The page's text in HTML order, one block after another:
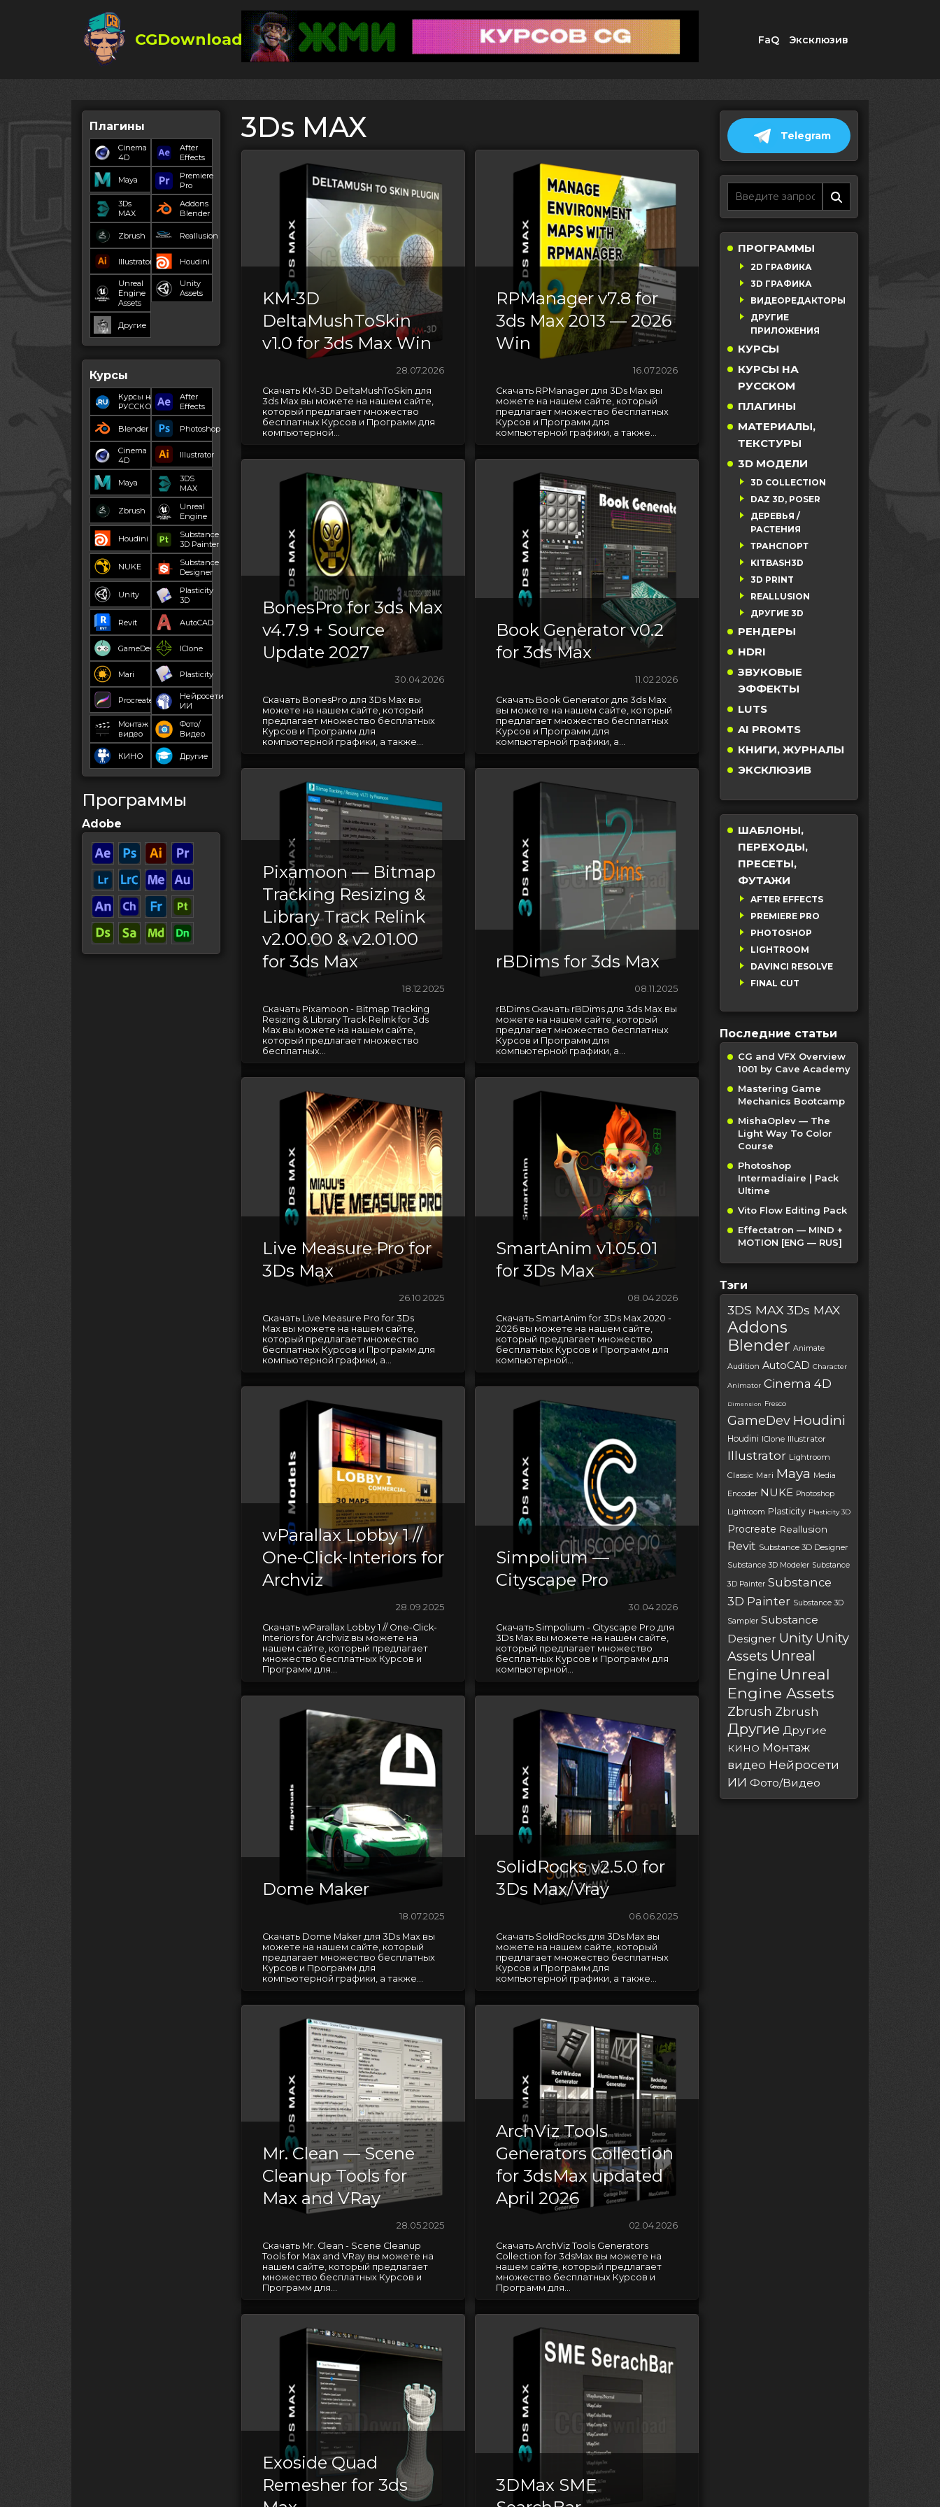
CGDownload FaQ Эксклюзив
Плагины
Cinema
4D
After
Effects
Maya
Premiere
Pro
3Ds
MAX
Addons
Blender
Zbrush Reallusion
Illustrator Houdini
Unreal
Engine
Assets
Unity
Assets
Другие
Курсы
Курсы на
РУССКОМ
After
Effects
Blender Photoshop
Cinema
4D
Illustrator
Maya
3DS
MAX
Zbrush
Unreal
Engine
Houdini
Substance
3D Painter
NUKE
Substance
Designer
Unity
Plasticity
3D
Revit AutoCAD
GameDev IClone
Mari Plasticity
Procreate
Нейросети
ИИ
Монтаж
видео
Фото/
Видео
КИНО Другие
Программы
Adobe
3Ds MAX
KM-3D
DeltaMushToSkin
v1.0 for 3ds Max Win
28.07.2026
Скачать KM-3D DeltaMushToSkin для
3ds Max вы можете на нашем сайте,
который предлагает множество
бесплатных Курсов и Программ для
компьютерной...
RPManager v7.8 for
3ds Max 2013 — 2026
Win
16.07.2026
Скачать RPManager для 3Ds Max вы
можете на нашем сайте, который
предлагает множество бесплатных
Курсов и Программ для
компьютерной графики, а также...
BonesPro for 3ds Max
v4.7.9 + Source
Update 2027
30.04.2026
Скачать BonesPro для 3Ds Max вы
можете на нашем сайте, который
предлагает множество бесплатных
Курсов и Программ для
компьютерной графики, а также...
Book Generator v0.2
for 3ds Max
11.02.2026
Скачать Book Generator для 3ds Max
вы можете на нашем сайте, который
предлагает множество бесплатных
Курсов и Программ для
компьютерной графики, а...
Pixamoon — Bitmap
Tracking Resizing &
Library Track Relink
v2.00.00 & v2.01.00
for 3ds Max
18.12.2025
Скачать Pixamoon - Bitmap Tracking
Resizing & Library Track Relink for 3ds
Max вы можете на нашем сайте,
который предлагает множество
бесплатных...
rBDims for 3ds Max
08.11.2025
rBDims Скачать rBDims для 3ds Max вы
можете на нашем сайте, который
предлагает множество бесплатных
Курсов и Программ для
компьютерной графики, а...
Live Measure Pro for
3Ds Max
26.10.2025
Скачать Live Measure Pro for 3Ds
Max вы можете на нашем сайте,
который предлагает множество
бесплатных Курсов и Программ для
компьютерной графики, а...
SmartAnim v1.05.01
for 3Ds Max
08.04.2026
Скачать SmartAnim for 3Ds Max 2020 -
2026 вы можете на нашем сайте,
который предлагает множество
бесплатных Курсов и Программ для
компьютерной...
wParallax Lobby 1 //
One-Click-Interiors for
Archviz
28.09.2025
Скачать wParallax Lobby 1 // One-Click-
Interiors for Archviz вы можете на
нашем сайте, который предлагает
множество бесплатных Курсов и
Программ для...
Simpolium —
Cityscape Pro
30.04.2026
Скачать Simpolium - Cityscape Pro для
3Ds Max вы можете на нашем сайте,
который предлагает множество
бесплатных Курсов и Программ для
компьютерной...
Dome Maker
18.07.2025
Скачать Dome Maker для 3Ds Max вы
можете на нашем сайте, который
предлагает множество бесплатных
Курсов и Программ для
компьютерной графики, а также...
SolidRocks v2.5.0 for
3Ds Max/Vray
06.06.2025
Скачать SolidRocks для 3Ds Max вы
можете на нашем сайте, который
предлагает множество бесплатных
Курсов и Программ для
компьютерной графики, а также...
Mr. Clean — Scene
Cleanup Tools for
Max and VRay
28.05.2025
Скачать Mr. Clean - Scene Cleanup
Tools for Max and VRay вы можете на
нашем сайте, который предлагает
множество бесплатных Курсов и
Программ для...
ArchViz Tools
Generators Collection
for 3dsMax updated
April 2026
02.04.2026
Скачать ArchViz Tools Generators
Collection for 3dsMax вы можете на
нашем сайте, который предлагает
множество бесплатных Курсов и
Программ для...
Exoside Quad
Remesher for 3ds
3DMax SME
Telegram
ПРОГРАММЫ
2D ГРАФИКА
3D ГРАФИКА
ВИДЕОРЕДАКТОРЫ
ДРУГИЕ
ПРИЛОЖЕНИЯ
КУРСЫ
КУРСЫ НА
РУССКОМ
ПЛАГИНЫ
МАТЕРИАЛЫ,
ТЕКСТУРЫ
3D МОДЕЛИ
3D COLLECTION
DAZ 3D, POSER
ДЕРЕВЬЯ /
РАСТЕНИЯ
ТРАНСПОРТ
KITBASH3D
3D PRINT
REALLUSION
ДРУГИЕ 3D
РЕНДЕРЫ
HDRI
ЗВУКОВЫЕ
ЭФФЕКТЫ
LUTS
AI PROMTS
КНИГИ, ЖУРНАЛЫ
ЭКСКЛЮЗИВ
ШАБЛОНЫ,
ПЕРЕХОДЫ,
ПРЕСЕТЫ,
ФУТАЖИ
AFTER EFFECTS
PREMIERE PRO
PHOTOSHOP
LIGHTROOM
DAVINCI RESOLVE
FINAL CUT
Последние статьи
CG and VFX Overview
1001 by Cave Academy
Mastering Game
Mechanics Bootcamp
MishaOplev — The
Light Way To Color
Course
Photoshop
Intermadiaire | Pack
Ultime
Vito Flow Editing Pack
Effectatron — MIND +
MOTION [ENG — RUS]
Тэги
3DS MAX 3Ds MAX
Addons
Blender Animate
Audition AutoCAD Character
Animator Cinema 4D
Dimension Fresco
GameDev Houdini
Houdini IClone Illustrator
Illustrator Lightroom
Classic Mari Maya
Media
Encoder NUKE Photoshop
Lightroom Plasticity Plasticity 3D
Procreate Reallusion
Revit Substance 3D Designer
Substance 3D Modeler Substance
3D Painter Substance
3D Painter Substance 3D
Sampler Substance
Designer Unity Unity
Assets Unreal
Engine Unreal
Engine Assets
Zbrush Zbrush
Другие Другие
КИНО Монтаж
видео Нейросети
ИИ Фото/Видео